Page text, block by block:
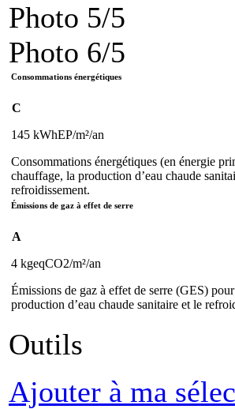
Photo 5/5
Photo 6/5
Consommations énergétiques
C
145 kWhEP/m²/an
Consommations énergétiques (en énergie
chauffage, la production d’eau chaude
refroidissement.
Émissions de gaz à effet de serre
A
4 kgeqCO2/m²/an
Émissions de gaz à effet de serre (GES)
production d’eau chaude sanitaire et le
Outils
Ajouter à ma